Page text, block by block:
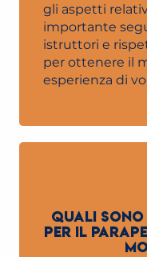
gli aspetti
importante
istruttori e
per ottenere il
esperienza di
QUALI
PER IL